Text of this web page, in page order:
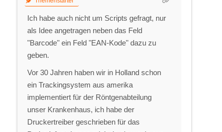
Ich habe auch nicht um Scripts gefragt, nur
als Idee angetragen neben das Feld
"Barcode" ein Feld "EAN-Kode" dazu zu
geben.
Vor 30 Jahren haben wir in Holland schon
ein Trackingsystem aus amerika
implementiert für der Röntgenabteilung
unser Krankenhaus, ich habe der
Druckertreiber geschrieben für das